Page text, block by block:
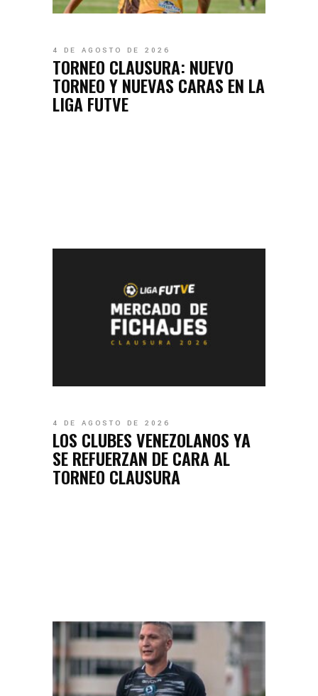
4 DE AGOSTO DE 2026
TORNEO CLAUSURA: NUEVO
TORNEO Y NUEVAS CARAS EN LA
LIGA FUTVE
4 DE AGOSTO DE 2026
LOS CLUBES VENEZOLANOS YA
SE REFUERZAN DE CARA AL
TORNEO CLAUSURA